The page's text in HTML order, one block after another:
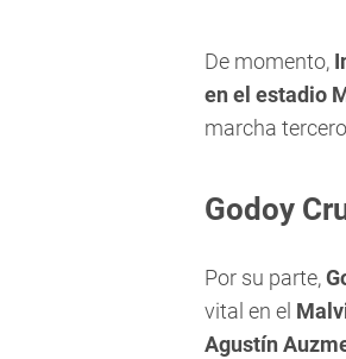
De momento,
en el estadio
marcha
Godoy
Por su parte,
vital en el
Agustín